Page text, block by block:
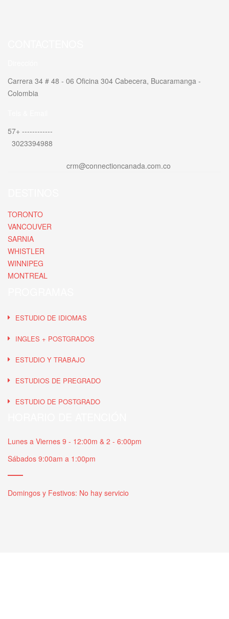
Carrera 34 # 48 - 06 Oficina 304 Cabecera, Bucaramanga -
Colombia
57+ ------------
3023394988
crm@connectioncanada.com.co
TORONTO
VANCOUVER
SARNIA
WHISTLER
WINNIPEG
MONTREAL
ESTUDIO DE IDIOMAS
INGLES + POSTGRADOS
ESTUDIO Y TRABAJO
ESTUDIOS DE PREGRADO
ESTUDIO DE POSTGRADO
Lunes a Viernes 9 - 12:00m & 2 - 6:00pm
Sábados 9:00am a 1:00pm
Domingos y Festivos: No hay servicio